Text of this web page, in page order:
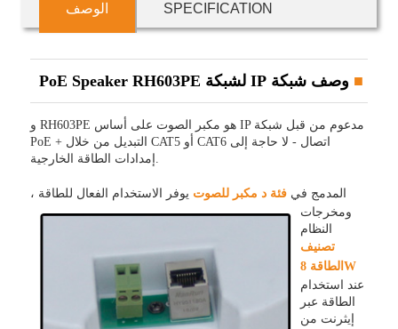
الوصف SPECIFICATION
وصف شبكة IP لشبكة PoE Speaker RH603PE
و RH603PE هو مكبر الصوت على أساس IP مدعوم من قبل شبكة
PoE + التبديل من خلال CAT5 أو CAT6 اتصال - لا حاجة إلى
إمدادات الطاقة الخارجية.
المدمج في فئة د مكبر للصوت يوفر الاستخدام الفعال للطاقة ،
ومخرجات
النظام
تصنيف
الطاقة 8W
عند استخدام
الطاقة عبر
إيثرنت من